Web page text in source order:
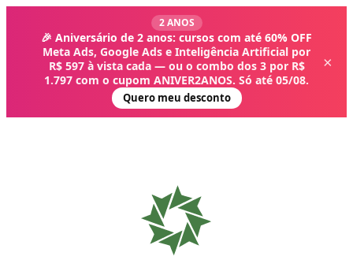
2 ANOS
🎉 Aniversário de 2 anos: cursos com até 60% OFF
Meta Ads, Google Ads e Inteligência Artificial por
R$ 597 à vista cada — ou o combo dos 3 por R$
1.797 com o cupom ANIVER2ANOS. Só até 05/08.
Quero meu desconto
×